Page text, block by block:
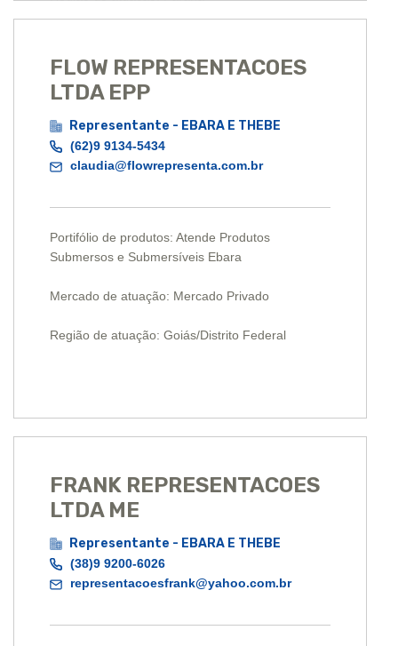
FLOW REPRESENTACOES
LTDA EPP
Representante - EBARA E THEBE
(62)9 9134-5434
claudia@flowrepresenta.com.br
Portifólio de produtos: Atende Produtos
Submersos e Submersíveis Ebara
Mercado de atuação: Mercado Privado
Região de atuação: Goiás/Distrito Federal
FRANK REPRESENTACOES
LTDA ME
Representante - EBARA E THEBE
(38)9 9200-6026
representacoesfrank@yahoo.com.br